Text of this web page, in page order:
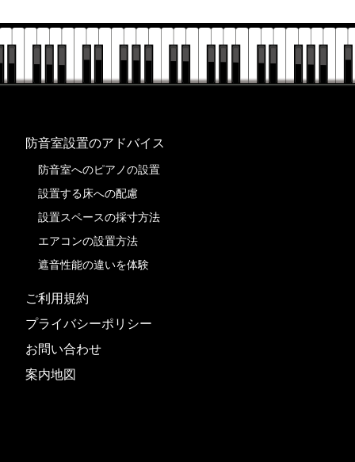
防音室設置のアドバイス
防音室へのピアノの設置
設置する床への配慮
設置スペースの採寸方法
エアコンの設置方法
遮音性能の違いを体験
ご利用規約
プライバシーポリシー
お問い合わせ
案内地図